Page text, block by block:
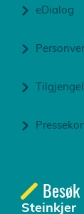
eDialog
Steinkjer